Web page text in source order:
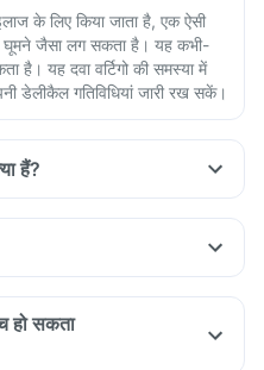
के लिए किया जाता है, एक ऐसी
घूमने जैसा लग सकता है। यह कभी-
है। यह दवा वर्टिगो की समस्या में
डेलीकैल गतिविधियां जारी रख सकें।
हैं?
हो सकता